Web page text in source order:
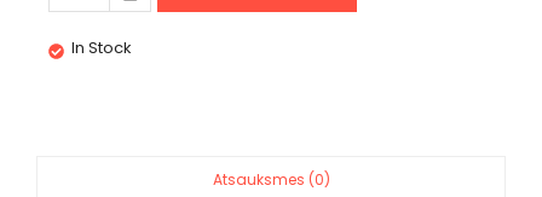
In Stock
Atsauksmes (0)